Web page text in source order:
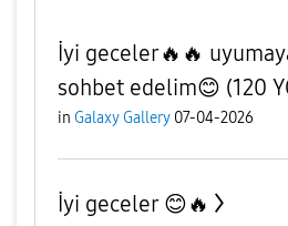
İyi geceler🔥🔥
sohbet edelim😊 (120
in Galaxy Gallery 07-04-2026
İyi geceler 😊🔥